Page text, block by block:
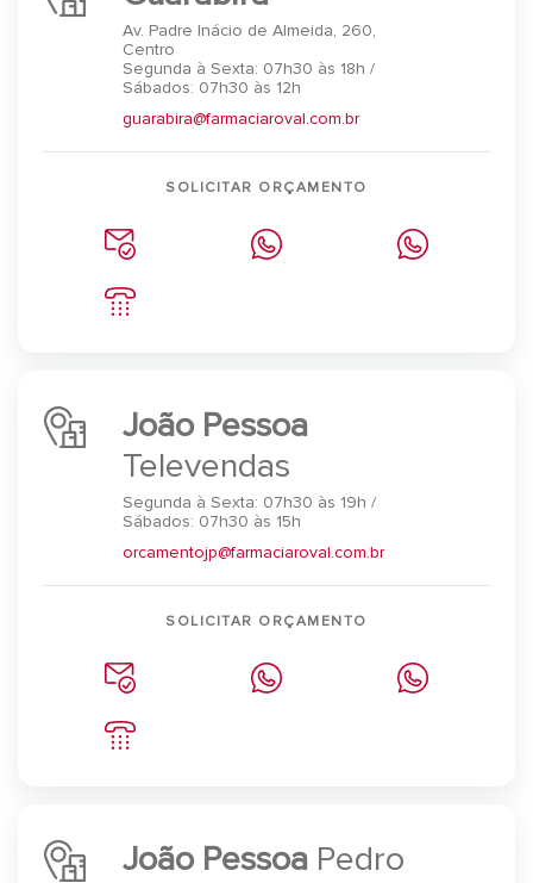
Av. Padre Inácio de Almeida, 260,
Centro
Segunda à Sexta: 07h30 às 18h /
Sábados: 07h30 às 12h
guarabira@farmaciaroval.com.br
SOLICITAR ORÇAMENTO
João Pessoa
Televendas
Segunda à Sexta: 07h30 às 19h /
Sábados: 07h30 às 15h
orcamentojp@farmaciaroval.com.br
SOLICITAR ORÇAMENTO
João Pessoa Pedro